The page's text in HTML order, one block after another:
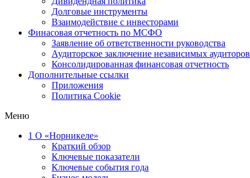
Долговые инструменты
Взаимодействие с инвеcторами
Финасовая отчетность по МСФО
Заявление об ответственности руководства
Аудиторское заключение независимых аудиторов
Консолидированная финансовая отчетность
Дополнительные ссылки
Приложения
Политика Cookie
Меню
1 О «Норникеле»
Краткий обзор
Ключевые показатели
Ключевые события года